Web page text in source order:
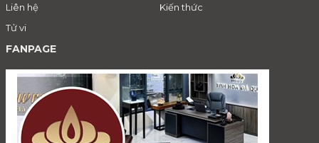
Liên hệ
Kiến thức
Tử vi
FANPAGE